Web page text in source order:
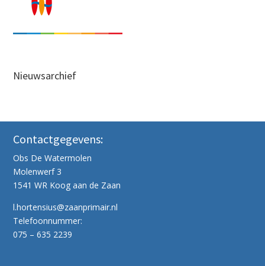
Nieuwsarchief
Contactgegevens:
Obs De Watermolen
Molenwerf 3
1541 WR Koog aan de Zaan
l.hortensius@zaanprimair.nl
Telefoonnummer:
075 – 635 2239